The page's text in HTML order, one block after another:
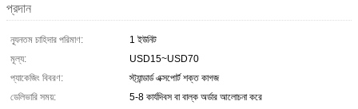
প্রদান
ন্যূনতম চাহিদার পরিমাণ:
1 ইউনিট
মূল্য:
USD15~USD70
প্যাকেজিং বিবরণ:
স্ট্যান্ডার্ড এক্সপোর্ট শক্ত কাগজ
ডেলিভারি সময়:
5-8 কার্যদিবস বা বাল্ক অর্ডার আলোচনা করে